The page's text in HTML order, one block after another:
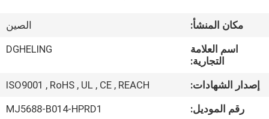
معلومات
جولة
مكان المنشأ:
الصين
اسم العلامة
التجارية:
DGHELING
إصدار الشهادات:
ISO9001 , RoHS , UL , CE , REACH
رقم الموديل:
MJ5688-B014-HPRD1